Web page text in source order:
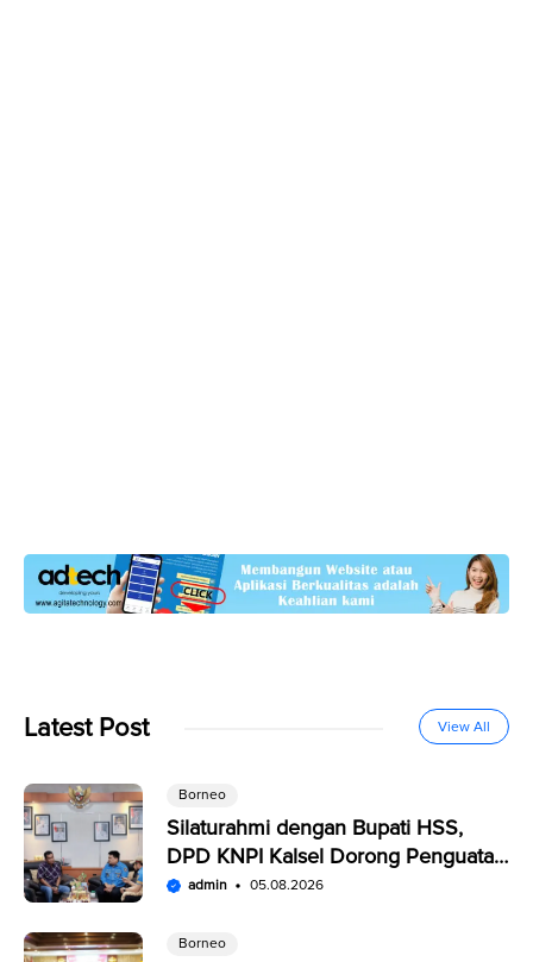
Latest Post View All
Borneo
Silaturahmi dengan Bupati HSS,
DPD KNPI Kalsel Dorong Penguatan
SDM Pemuda
admin 05.08.2026
Borneo